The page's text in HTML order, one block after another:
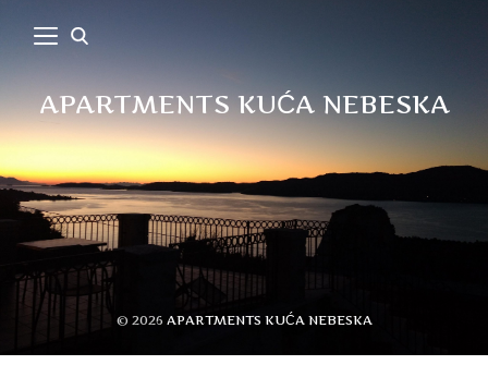
APARTMENTS KUĆA NEBESKA
© 2026 APARTMENTS KUĆA NEBESKA